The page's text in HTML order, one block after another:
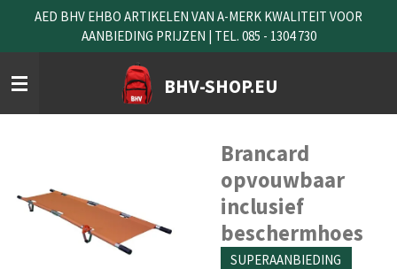
naar
de
hoofdinhoud
BHV-SHOP.EU
AED BHV EHBO ARTIKELEN VAN A-MERK KWALITEIT VOOR
AANBIEDING PRIJZEN | TEL. 085 - 1304 730
Brancard
opvouwbaar
inclusief
beschermhoes
SUPERAANBIEDING